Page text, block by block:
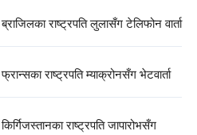
ब्राजिलका राष्ट्रपति लुलासँग टेलिफोन वार्ता
राष्ट्रपति म्याक्रोनसँग भेटवार्ता
राष्ट्रपति जापारोभसँग